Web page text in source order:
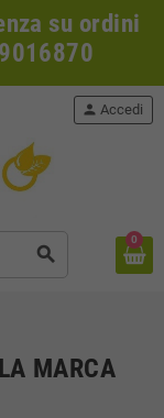
su ordini
search
person Accedi
0
MARCA